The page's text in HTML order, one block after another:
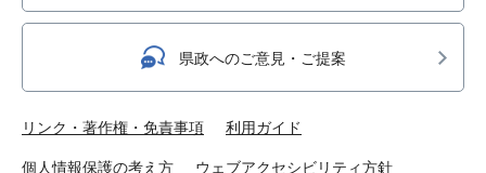
県政へのご意見・ご提案
リンク・著作権・免責事項 利用ガイド
個人情報保護の考え方 ウェブアクセシビリティ方針